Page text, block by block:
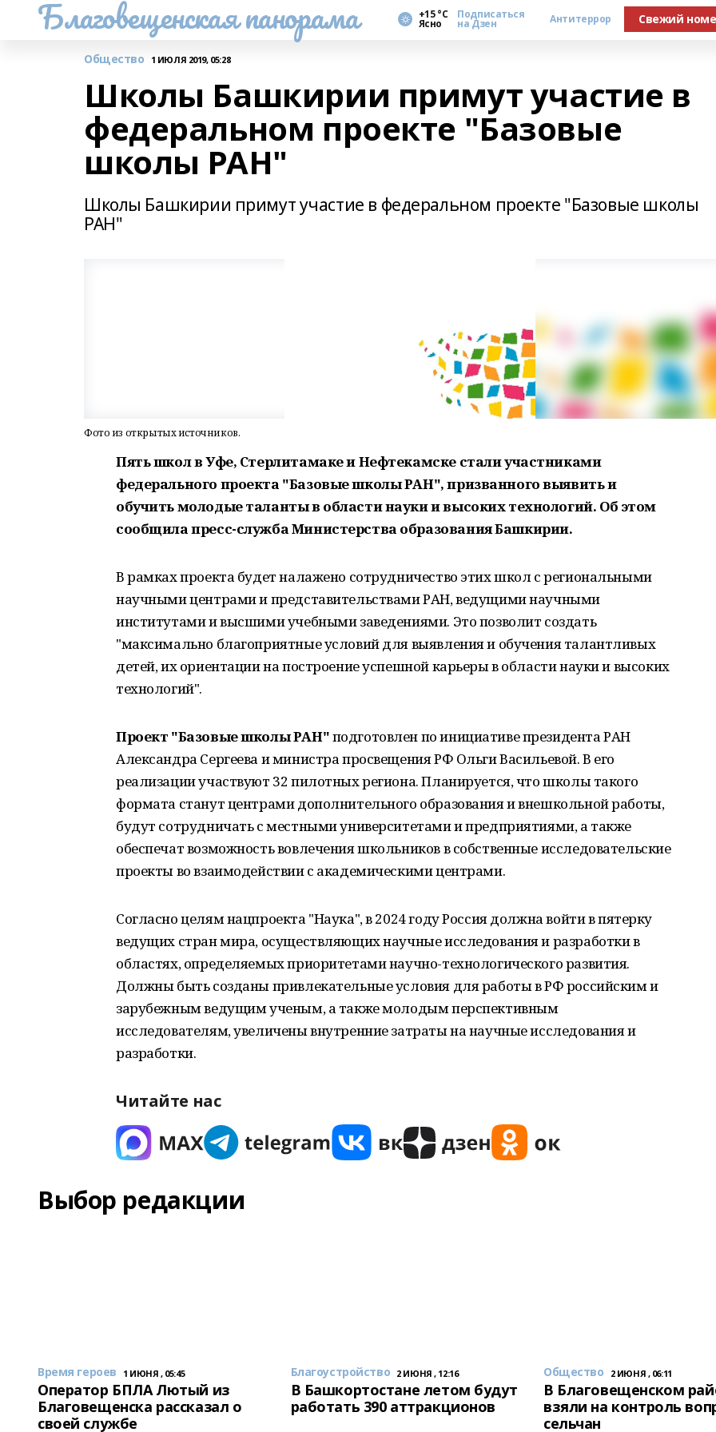
Благовещенская панорама +15 °С
Ясно
Подписаться
на Дзен Антитеррор Свежий
Общество 1 ИЮЛЯ 2019, 05:28
Школы Башкирии примут участие в
федеральном проекте "Базовые
школы РАН"
Школы Башкирии примут участие в федеральном проекте "Базовые школы
РАН"
Фото из открытых источников.
Пять школ в Уфе, Стерлитамаке и Нефтекамске стали участниками
федерального проекта "Базовые школы РАН", призванного выявить и
обучить молодые таланты в области науки и высоких технологий. Об этом
сообщила пресс-службаМинистерства образования Башкирии.
В рамках проекта будет налажено сотрудничество этих школ с региональными
научными центрами и представительствами РАН, ведущими научными
институтами и высшими учебными заведениями. Это позволит создать
"максимально благоприятные условий для выявления и обучения талантливых
детей, их ориентации на построение успешной карьеры в области науки и высоких
технологий".
Проект "Базовые школы РАН"подготовлен по инициативе президента РАН
Александра Сергеева и министра просвещения РФ Ольги Васильевой. В его
реализации участвуют 32 пилотных региона. Планируется, что школы такого
формата станут центрами дополнительного образования и внешкольной работы,
будут сотрудничать с местными университетами и предприятиями, а также
обеспечат возможность вовлечения школьников в собственные исследовательские
проекты во взаимодействии с академическими центрами.
Согласно целям нацпроекта "Наука", в 2024 году Россия должна войти в пятерку
ведущих стран мира, осуществляющих научные исследования и разработки в
областях, определяемых приоритетами научно-технологического развития.
Должны быть созданы привлекательные условия для работы в РФ российским и
зарубежным ведущим ученым, а также молодым перспективным
исследователям, увеличены внутренние затраты на научные исследования и
разработки.
Читайте нас
Выбор редакции
Время героев 1 ИЮНЯ , 05:45
Оператор БПЛА Лютый из
Благовещенска рассказал о
своей службе
Благоустройство 2 ИЮНЯ , 12:16
В Башкортостане летом будут
работать 390 аттракционов
Общество 2 ИЮНЯ , 06:11
В Благовещенском
взяли на контроль
сельчан